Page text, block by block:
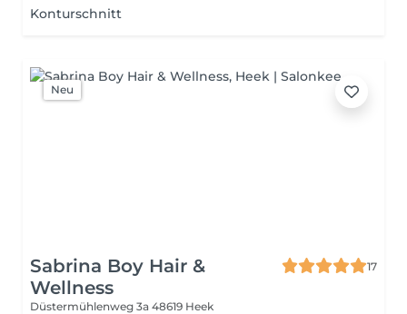
Konturschnitt
Neu
Sabrina Boy Hair &
Wellness
17
Düstermühlenweg 3a 48619 Heek